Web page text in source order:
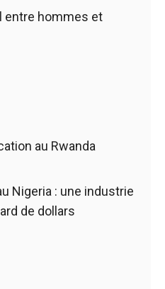
entre hommes et
au Rwanda
Nigeria : une industrie
de dollars